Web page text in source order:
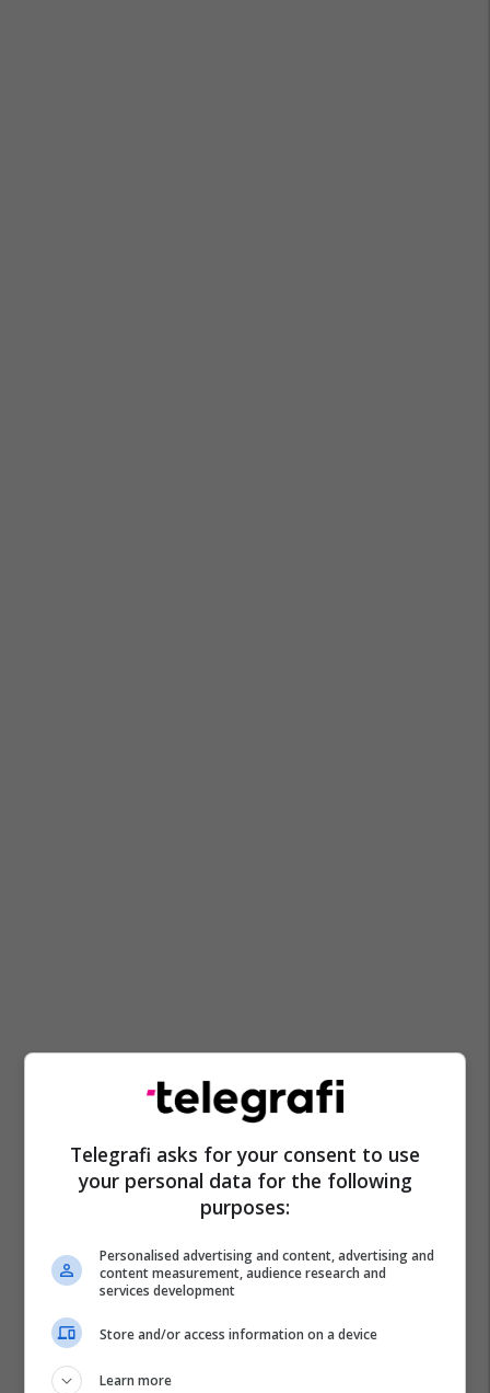
Telegrafi asks for your consent to use
your personal data for the following
purposes:
Personalised advertising and content, advertising and
content measurement, audience research and
services development
Store and/or access information on a device
Learn more